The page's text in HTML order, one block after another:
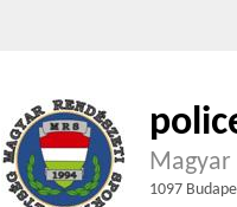
Magyar
1097